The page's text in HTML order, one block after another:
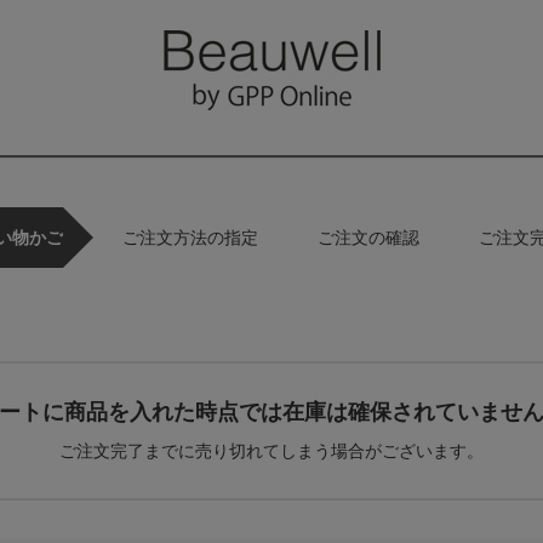
物かご ご注文方法の指定 ご注文の確認 ご注文
トに商品を入れた時点では在庫は確保されていません
ご注文完了までに売り切れてしまう場合がございます。